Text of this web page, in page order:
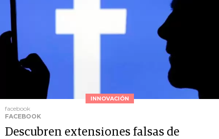
INNOVACIÓN
facebook
FACEBOOK
Descubren extensiones falsas de